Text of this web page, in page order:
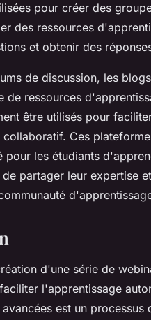
pour créer des
des ressources
et obtenir des
de discussion, les
de ressources
être utilisés pour
collaboratif. Ces
pour les étudiants
de partager leur expertise
d'une série de
l'apprentissage
est un processus